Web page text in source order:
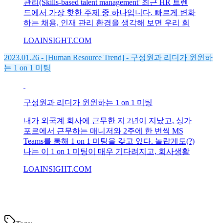
관리(Skills-based talent management' 최근 HR 트렌
드에서 가장 핫한 주제 중 하나입니다. 빠르게 변화
하는 채용, 인재 관리 환경을 생각해 보면 우리 회
LOAINSIGHT.COM
2023.01.26 - [Human Resource Trend] - 구성원과 리더가 윈윈하
는 1 on 1 미팅
구성원과 리더가 윈윈하는 1 on 1 미팅
내가 외국계 회사에 근무한 지 2년이 지났고, 싱가
포르에서 근무하는 매니저와 2주에 한 번씩 MS
Teams를 통해 1 on 1 미팅을 갖고 있다. 놀랍게도(?)
나는 이 1 on 1 미팅이 매우 기다려지고, 회사생활
LOAINSIGHT.COM